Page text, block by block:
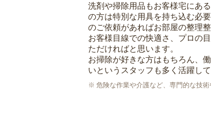
洗剤や掃除用品もお客様宅にあ
の方は特別な用具を持ち込む必
のご依頼があればお部屋の整理整
お客様目線での快適さ、プロの
ただければと思います。
お掃除が好きな方はもちろん、
いというスタッフも多く活躍して
危険な作業や介護など、専門的な技